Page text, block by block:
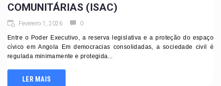
COMUNITÁRIAS (ISAC)
Fevereiro 1, 2026 0
Entre o Poder Executivo, a reserva legislativa e a proteção do espaço
cívico em Angola Em democracias consolidadas, a sociedade civil é
regulada minimamente e protegida...
LER MAIS